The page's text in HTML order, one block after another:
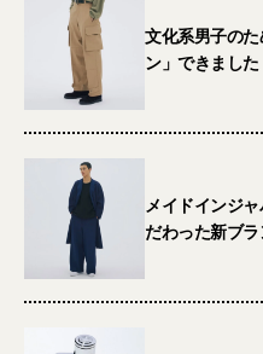
文化系男子の
ン」できました
メイドインジ
だわった新ブ